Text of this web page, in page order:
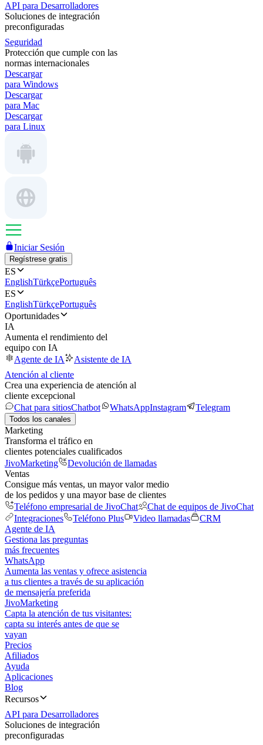
API para Desarrolladores
Soluciones de integración
preconfiguradas
Seguridad
Protección que cumple con las
normas internacionales
Descargar
para Windows
Descargar
para Mac
Descargar
para Linux
Iniciar Sesión
Regístrese gratis
ES
EnglishTürkçePortuguês
ES
EnglishTürkçePortuguês
Oportunidades
IA
Aumenta el rendimiento del
equipo con IA
Agente de IA
Asistente de IA
Atención al cliente
Crea una experiencia de atención al
cliente excepcional
Chat para sitiosChatbot WhatsAppInstagram Telegram
Todos los canales
Marketing
Transforma el tráfico en
clientes potenciales cualificados
JivoMarketing
Devolución de llamadas
Ventas
Consigue más ventas, un mayor valor medio
de los pedidos y una mayor base de clientes
Teléfono empresarial de JivoChat
Chat de equipos de JivoChat
Integraciones
Teléfono Plus Video llamadas
CRM
Agente de IA
Gestiona las preguntas
más frecuentes
WhatsApp
Aumenta las ventas y ofrece asistencia
a tus clientes a través de su aplicación
de mensajería preferida
JivoMarketing
Capta la atención de tus visitantes:
capta su interés antes de que se
vayan
Precios
Afiliados
Ayuda
Aplicaciones
Blog
Recursos
API para Desarrolladores
Soluciones de integración
preconfiguradas